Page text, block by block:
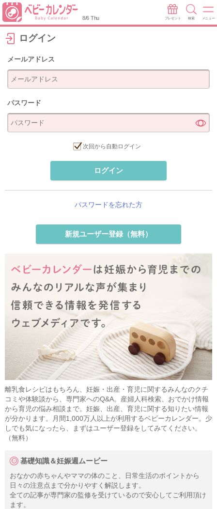
8/6 Thu プレゼント 検索 メニュー
ログイン
メールアドレス
パスワード
次回から自動ログイン
ログイン
パスワードを忘れた方
新規ユーザー登録（無料）
離乳食レシピはもちろん、妊娠・出産・育児に関するみんなのクチ
コミや体験談から、専門家へのQ&A。産婦人科検索、おでかけ情報
から育児の悩み相談まで。妊娠、出産、育児に関する知りたい情報
が分かります。月間1,000万人以上が利用するベビーカレンダー。少
しでも気になったら、まずはユーザー登録をしてみてください。
（無料）
基礎知識＆妊娠週ムービー
おなかの赤ちゃんやママの体のこと、日常生活のポイントから
日々の注意点まで分かりやすく解説します。
全ての記事が専門家の監修を受けているので安心してご利用頂け
ます。